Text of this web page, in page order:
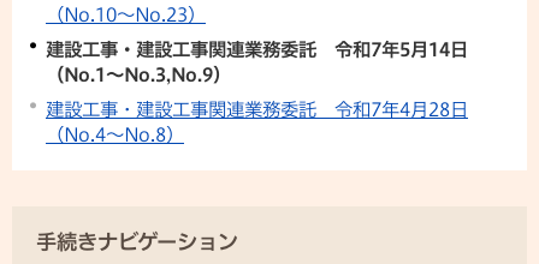
（No.10〜No.23）
建設工事・建設工事関連業務委託 令和7年5月14日
（No.1〜No.3,No.9）
建設工事・建設工事関連業務委託 令和7年4月28日
（No.4〜No.8）
手続きナビゲーション